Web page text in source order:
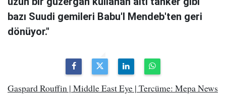
bazı Suudi gemileri Babu'l Mendeb'ten geri
dönüyor."
Gaspard Rouffin | Middle East Eye | Tercüme: Mepa News